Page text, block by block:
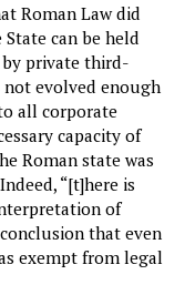
Roman Law did
can be held
private third-
not evolved enough
all corporate
capacity of
Roman state was
“[t]here is
of
that even
exempt from legal